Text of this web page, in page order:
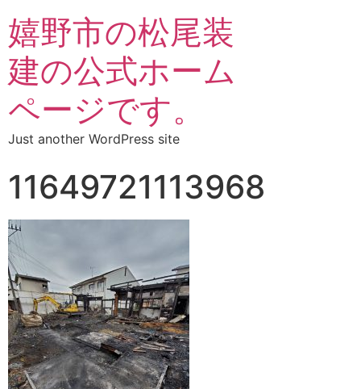
嬉野市の松尾装
建の公式ホーム
ページです。
Just another WordPress site
11649721113968